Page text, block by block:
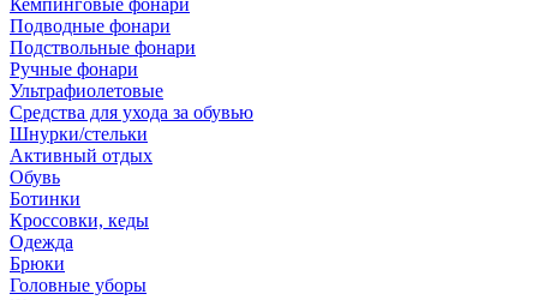
Кемпинговые фонари
Подводные фонари
Подствольные фонари
Ручные фонари
Ультрафиолетовые
Средства для ухода за обувью
Шнурки/стельки
Активный отдых
Обувь
Ботинки
Кроссовки, кеды
Одежда
Брюки
Головные уборы